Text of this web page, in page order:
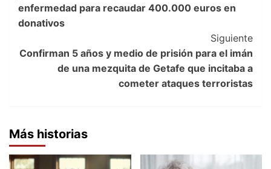
enfermedad para recaudar 400.000 euros en
donativos
Siguiente
Confirman 5 años y medio de prisión para el imán
de una mezquita de Getafe que incitaba a
cometer ataques terroristas
Más historias